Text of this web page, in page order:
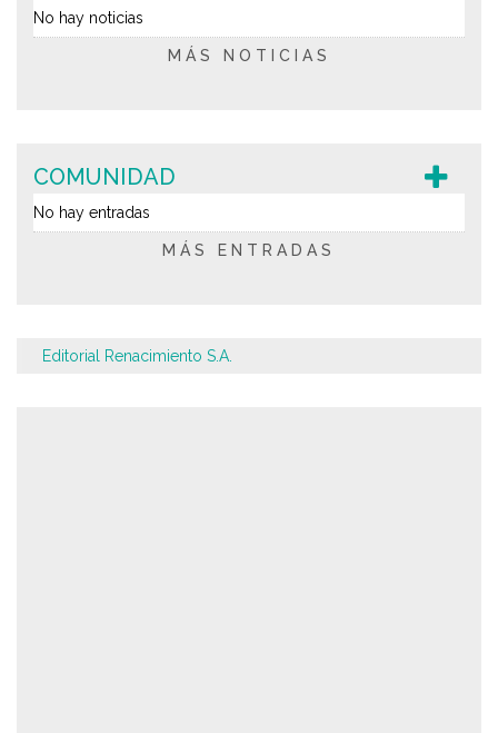
No hay noticias
MÁS NOTICIAS
COMUNIDAD
No hay entradas
MÁS ENTRADAS
Editorial Renacimiento S.A.